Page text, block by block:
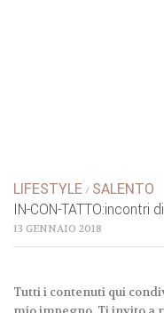
LIFESTYLE / SALENTO
IN-CON-TATTO:incontri
13 GENNAIO 2018
Tutti i contenuti qui